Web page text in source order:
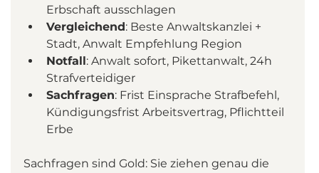
Erbschaft ausschlagen
Vergleichend: Beste Anwaltskanzlei +
Stadt, Anwalt Empfehlung Region
Notfall: Anwalt sofort, Pikettanwalt, 24h
Strafverteidiger
Sachfragen: Frist Einsprache Strafbefehl,
Kündigungsfrist Arbeitsvertrag, Pflichtteil
Erbe
Sachfragen sind Gold: Sie ziehen genau die